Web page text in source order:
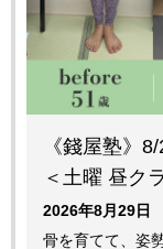
《錢屋塾》
＜土曜 昼ク
2026年8月29日
骨を育てて、姿